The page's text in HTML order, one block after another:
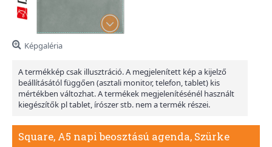
Képgaléria
A termékkép csak illusztráció. A megjelenített kép a kijelző
beállításától függően (asztali monitor, telefon, tablet) kis
mértékben változhat. A termékek megjelenítésénél használt
kiegészítők pl tablet, írószer stb. nem a termék részei.
Square, A5 napi beosztású agenda, Szürke